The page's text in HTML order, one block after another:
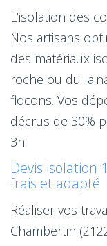
L’isolation des
Nos artisans
des matériaux
roche ou du
flocons. Vos
décrus de 30%
3h.
Devis isolation
frais et adapté
Réaliser vos
Chambertin